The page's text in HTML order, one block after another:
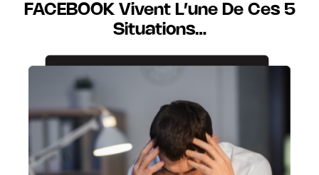
FACEBOOK Vivent L’une De Ces 5
Situations…